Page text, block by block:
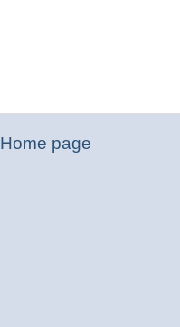
Home page